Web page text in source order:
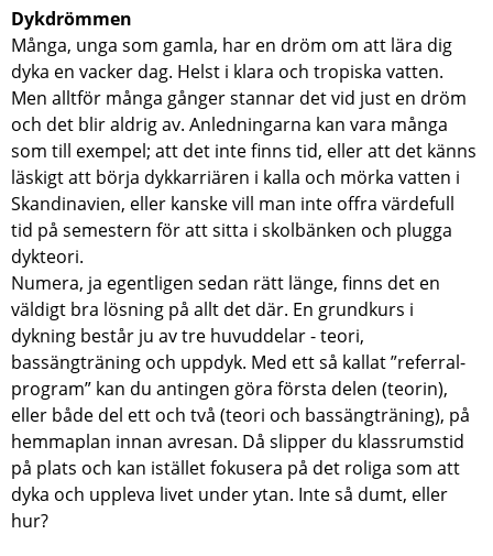
Dykdrömmen
Många, unga som gamla, har en dröm om att lära dig
dyka en vacker dag. Helst i klara och tropiska vatten.
Men alltför många gånger stannar det vid just en dröm
och det blir aldrig av. Anledningarna kan vara många
som till exempel; att det inte finns tid, eller att det känns
läskigt att börja dykkarriären i kalla och mörka vatten i
Skandinavien, eller kanske vill man inte offra värdefull
tid på semestern för att sitta i skolbänken och plugga
dykteori.
Numera, ja egentligen sedan rätt länge, finns det en
väldigt bra lösning på allt det där. En grundkurs i
dykning består ju av tre huvuddelar - teori,
bassängträning och uppdyk. Med ett så kallat ”referral-
program” kan du antingen göra första delen (teorin),
eller både del ett och två (teori och bassängträning), på
hemmaplan innan avresan. Då slipper du klassrumstid
på plats och kan istället fokusera på det roliga som att
dyka och uppleva livet under ytan. Inte så dumt, eller
hur?